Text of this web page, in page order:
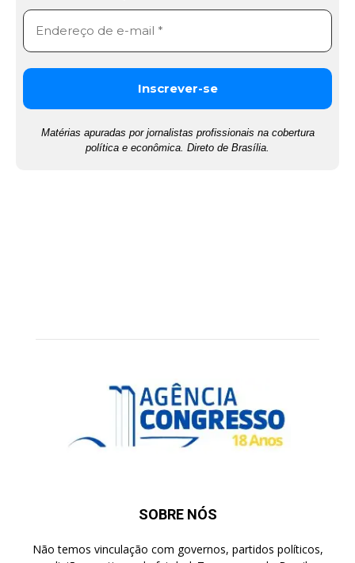
Matérias apuradas por jornalistas profissionais na cobertura
política e econômica. Direto de Brasília.
SOBRE NÓS
Não temos vinculação com governos, partidos políticos,